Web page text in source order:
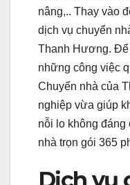
nâng,.. Thay vào
dịch vụ chuyển
Thanh Hương. Để
những công việc
Chuyển nhà của
nghiệp vừa giúp
nỗi lo không
nhà trọn gói 365